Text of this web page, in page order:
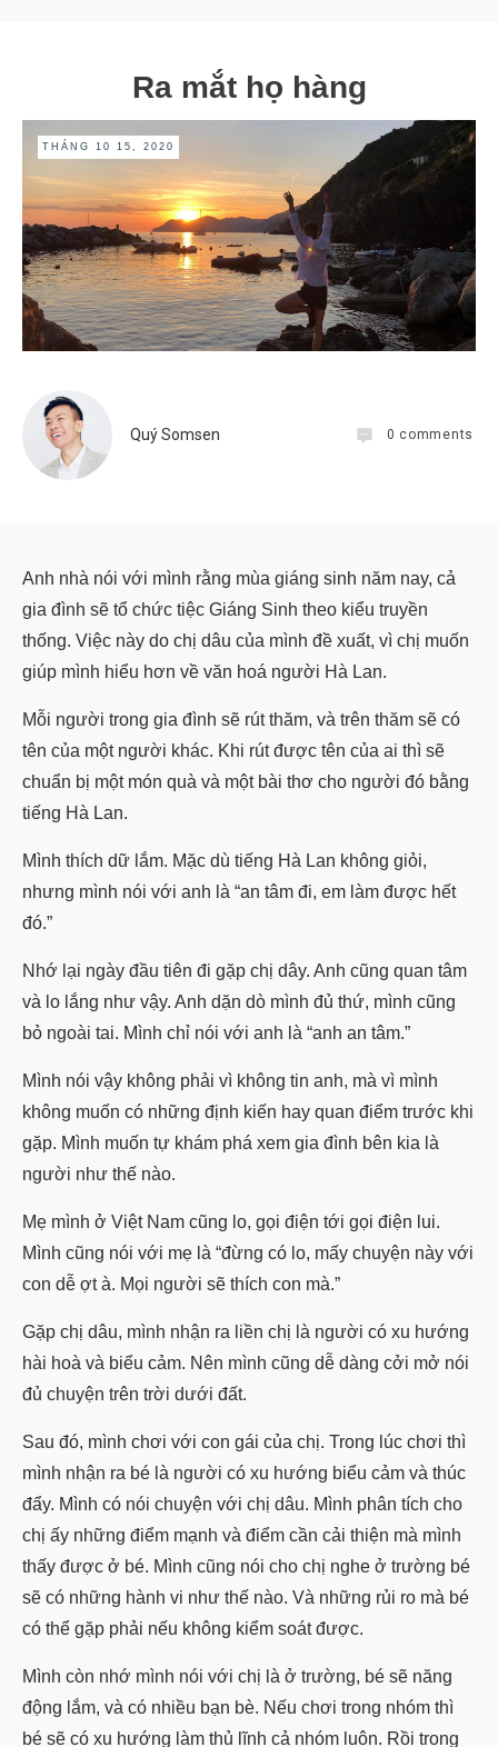
Ra mắt họ hàng
THÁNG 10 15, 2020
Quý Somsen 0 comments
Anh nhà nói với mình rằng mùa giáng sinh năm nay, cả
gia đình sẽ tổ chức tiệc Giáng Sinh theo kiểu truyền
thống. Việc này do chị dâu của mình đề xuất, vì chị muốn
giúp mình hiểu hơn về văn hoá người Hà Lan.
Mỗi người trong gia đình sẽ rút thăm, và trên thăm sẽ có
tên của một người khác. Khi rút được tên của ai thì sẽ
chuẩn bị một món quà và một bài thơ cho người đó bằng
tiếng Hà Lan.
Mình thích dữ lắm. Mặc dù tiếng Hà Lan không giỏi,
nhưng mình nói với anh là “an tâm đi, em làm được hết
đó.”
Nhớ lại ngày đầu tiên đi gặp chị dây. Anh cũng quan tâm
và lo lắng như vậy. Anh dặn dò mình đủ thứ, mình cũng
bỏ ngoài tai. Mình chỉ nói với anh là “anh an tâm.”
Mình nói vậy không phải vì không tin anh, mà vì mình
không muốn có những định kiến hay quan điểm trước khi
gặp. Mình muốn tự khám phá xem gia đình bên kia là
người như thế nào.
Mẹ mình ở Việt Nam cũng lo, gọi điện tới gọi điện lui.
Mình cũng nói với mẹ là “đừng có lo, mấy chuyện này với
con dễ ợt à. Mọi người sẽ thích con mà.”
Gặp chị dâu, mình nhận ra liền chị là người có xu hướng
hài hoà và biểu cảm. Nên mình cũng dễ dàng cởi mở nói
đủ chuyện trên trời dưới đất.
Sau đó, mình chơi với con gái của chị. Trong lúc chơi thì
mình nhận ra bé là người có xu hướng biểu cảm và thúc
đẩy. Mình có nói chuyện với chị dâu. Mình phân tích cho
chị ấy những điểm mạnh và điểm cần cải thiện mà mình
thấy được ở bé. Mình cũng nói cho chị nghe ở trường bé
sẽ có những hành vi như thế nào. Và những rủi ro mà bé
có thể gặp phải nếu không kiểm soát được.
Mình còn nhớ mình nói với chị là ở trường, bé sẽ năng
động lắm, và có nhiều bạn bè. Nếu chơi trong nhóm thì
bé sẽ có xu hướng làm thủ lĩnh cả nhóm luôn. Rồi trong